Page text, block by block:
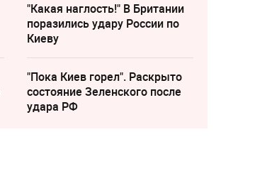
"Какая наглость!" В Британии
поразились удару России по
Киеву
"Пока Киев горел". Раскрыто
состояние Зеленского после
удара РФ